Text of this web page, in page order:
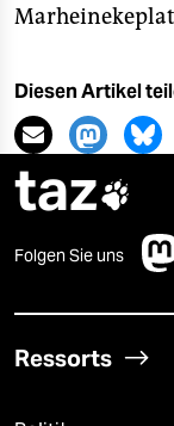
Diesen Artikel
taz
Folgen Sie uns
Ressorts